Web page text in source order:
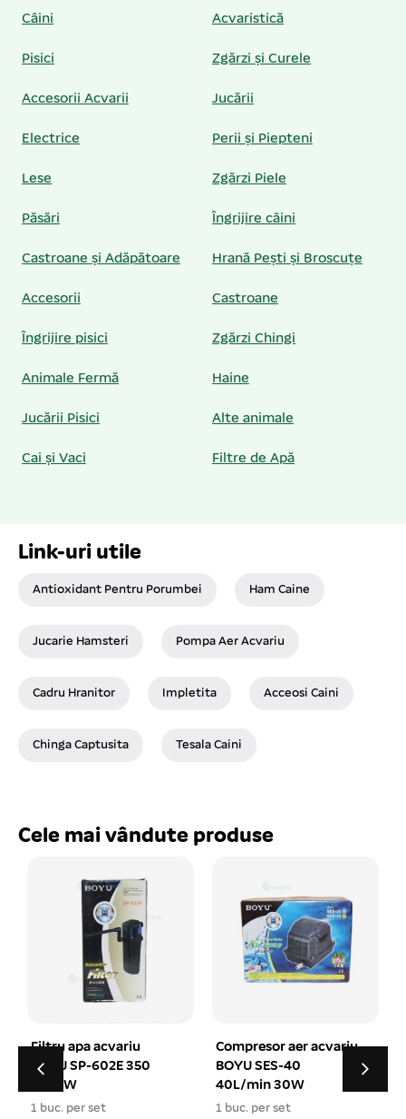
Câini Acvaristică
Pisici Zgărzi și Curele
Accesorii Acvarii Jucării
Electrice Perii și Piepteni
Lese Zgărzi Piele
Păsări Îngrijire câini
Castroane și Adăpătoare Hrană Pești și Broscuțe
Accesorii Castroane
Îngrijire pisici Zgărzi Chingi
Animale Fermă Haine
Jucării Pisici Alte animale
Cai și Vaci Filtre de Apă
Link-uri utile
Antioxidant Pentru Porumbei Ham Caine
Jucarie Hamsteri Pompa Aer Acvariu
Cadru Hranitor Impletita Acceosi Caini
Chinga Captusita Tesala Caini
Cele mai vândute produse
Compresor aer acvariu
BOYU SES-40
40L/min 30W
1 buc. per set
Lampa acvariu
submersibila T4KG-
LED 18W 100CM in dif.
culori